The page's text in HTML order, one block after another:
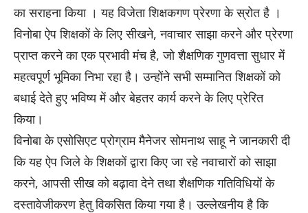
का सराहना किया । यह विजेता शिक्षकगण प्रेरणा के स्रोत है ।
विनोबा ऐप शिक्षकों के लिए सीखने, नवाचार साझा करने और प्रेरणा
प्राप्त करने का एक प्रभावी मंच है, जो शैक्षणिक गुणवत्ता सुधार में
महत्वपूर्ण भूमिका निभा रहा है। उन्होंने सभी सम्मानित शिक्षकों को
बधाई देते हुए भविष्य में और बेहतर कार्य करने के लिए प्रेरित
किया।
विनोबा के एसोसिएट प्रोग्राम मैनेजर सोमनाथ साहू ने जानकारी दी
कि यह ऐप जिले के शिक्षकों द्वारा किए जा रहे नवाचारों को साझा
करने, आपसी सीख को बढ़ावा देने तथा शैक्षणिक गतिविधियों के
दस्तावेजीकरण हेतु विकसित किया गया है। उल्लेखनीय है कि